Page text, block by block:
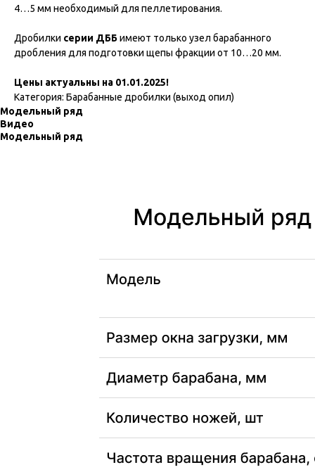
4…5 мм необходимый для пеллетирования.
Дробилки серии ДББимеют только узел барабанного
дробления для подготовки щепы фракции от 10…20 мм.
Цены актуальны на 01.01.2025!
Категория: Барабанные дробилки (выход опил)
Модельный ряд
Видео
Модельный ряд